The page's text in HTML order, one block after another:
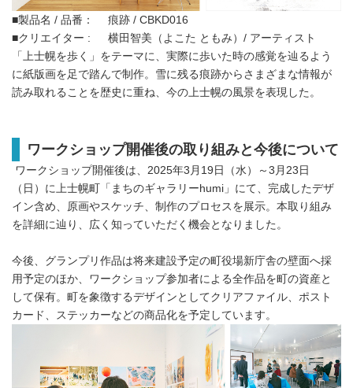
■製品名 / 品番： 痕跡 / CBKD016
■クリエイター : 横田智美（よこた ともみ）/ アーティスト
「上士幌を歩く」をテーマに、実際に歩いた時の感覚を辿るよう
に紙版画を足で踏んで制作。雪に残る痕跡からさまざまな情報が
読み取れることを歴史に重ね、今の上士幌の風景を表現した。
ワークショップ開催後の取り組みと今後について
ワークショップ開催後は、2025年3月19日（水）～3月23日
（日）に上士幌町「まちのギャラリーhumi」にて、完成したデザ
イン含め、原画やスケッチ、制作のプロセスを展示。本取り組み
を詳細に辿り、広く知っていただく機会となりました。
今後、グランプリ作品は将来建設予定の町役場新庁舎の壁面へ採
用予定のほか、ワークショップ参加者による全作品を町の資産と
して保有。町を象徴するデザインとしてクリアファイル、ポスト
カード、ステッカーなどの商品化を予定しています。